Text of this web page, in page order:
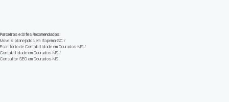
Parceiros e Sites Recomendados:
Móveis planejados em Itapema-SC /
Escritório de Contabilidade em Dourados-MS /
Contabilidade em Dourados-MS /
Consultor SEO em Dourados-MS